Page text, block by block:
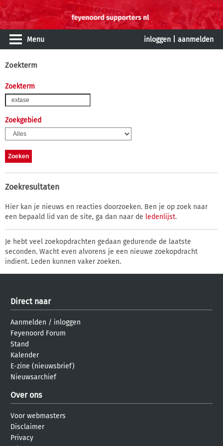
Menu inloggen aanmelden
Zoekterm
Zoekterm
Zoekgebied
Zoekresultaten
Hier kan je nieuws en reacties doorzoeken. Ben je op zoek naar
een bepaald lid van de site, ga dan naar de ledenlijst.
Je hebt veel zoekopdrachten gedaan gedurende de laatste
seconden. Wacht even alvorens je een nieuwe zoekopdracht
indient. Leden kunnen vaker zoeken.
Direct naar
Aanmelden / inloggen
Feyenoord Forum
Stand
Kalender
E-zine (nieuwsbrief)
Nieuwsarchief
Over ons
Voor webmasters
Disclaimer
Privacy